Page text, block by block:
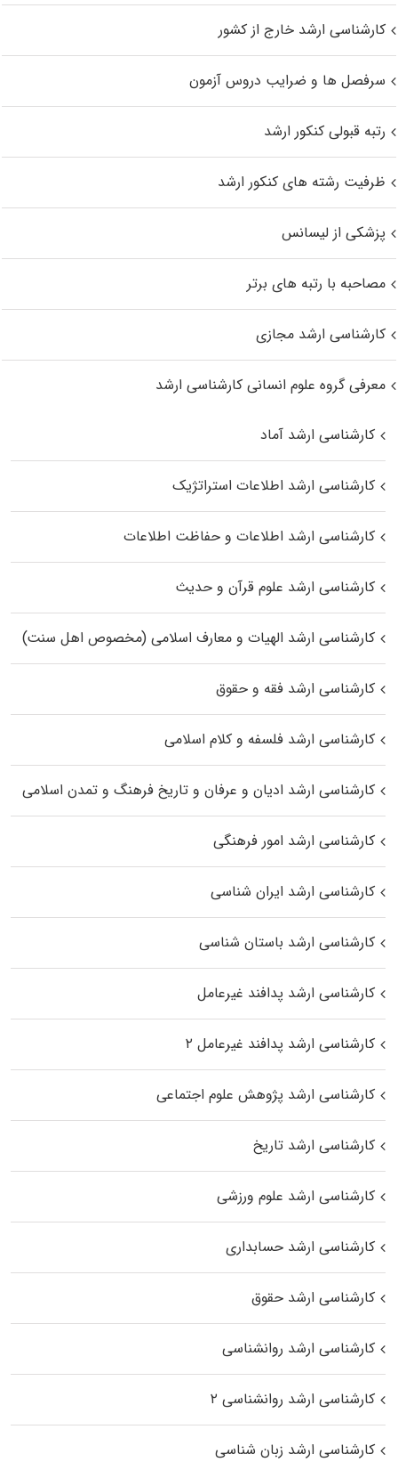
کارشناسی ارشد خارج از کشور
سرفصل ها و ضرایب دروس آزمون
رتبه قبولی کنکور ارشد
ظرفیت رشته های کنکور ارشد
پزشکی از لیسانس
مصاحبه با رتبه های برتر
کارشناسی ارشد مجازی
معرفی گروه علوم انسانی کارشناسی ارشد
کارشناسی ارشد آماد
کارشناسی ارشد اطلاعات استراتژیک
کارشناسی ارشد اطلاعات و حفاظت اطلاعات
کارشناسی ارشد علوم قرآن و حدیث
کارشناسی ارشد الهیات و معارف اسلامی (مخصوص اهل سنت)
کارشناسی ارشد فقه و حقوق
کارشناسی ارشد فلسفه و کلام اسلامی
کارشناسی ارشد ادیان و عرفان و تاریخ فرهنگ و تمدن اسلامی
کارشناسی ارشد امور فرهنگی
کارشناسی ارشد ایران شناسی
کارشناسی ارشد باستان شناسی
کارشناسی ارشد پدافند غیرعامل
کارشناسی ارشد پدافند غیرعامل ۲
کارشناسی ارشد پژوهش علوم اجتماعی
کارشناسی ارشد تاریخ
کارشناسی ارشد علوم ورزشی
کارشناسی ارشد حسابداری
کارشناسی ارشد حقوق
کارشناسی ارشد روانشناسی
کارشناسی ارشد روانشناسی ۲
کارشناسی ارشد زبان شناسی